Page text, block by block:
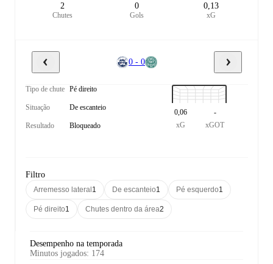
2
Chutes
0
Gols
0,13
xG
0 - 0
Tipo de chute Pé direito
Situação De escanteio
Resultado Bloqueado
0,06
xG
-
xGOT
Filtro
Arremesso lateral1 De escanteio1 Pé esquerdo1
Pé direito1 Chutes dentro da área2
Desempenho na temporada
Minutos jogados: 174